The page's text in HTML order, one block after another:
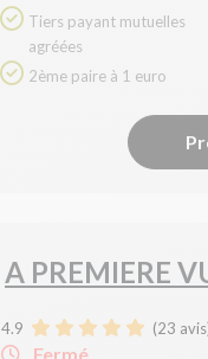
agréées
2ème paire à 1 euro
A PREMIERE
4.9 (23
Fermé